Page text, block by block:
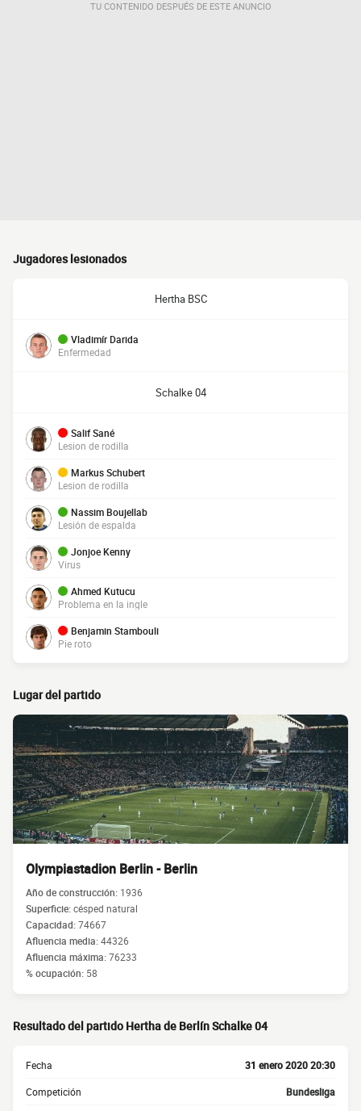
TU CONTENIDO DESPUÉS DE ESTE ANUNCIO
Jugadores lesionados
Hertha BSC
Vladimír Darida
Enfermedad
Schalke 04
Salif Sané
Lesion de rodilla
Markus Schubert
Lesion de rodilla
Nassim Boujellab
Lesión de espalda
Jonjoe Kenny
Virus
Ahmed Kutucu
Problema en la ingle
Benjamin Stambouli
Pie roto
Lugar del partido
Olympiastadion Berlin - Berlin
Año de construcción: 1936
Superficie:césped natural
Capacidad:74667
Afluencia media:44326
Afluencia máxima:76233
% ocupación: 58
Resultado del partido Hertha de Berlín Schalke 04
Fecha 31 enero 2020 20:30
Competición Bundesliga